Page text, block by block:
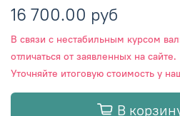
16 700.00 руб
В связи с нестабильным курсом
отличаться от заявленных на сайте.
Уточняйте итоговую стоимость у
В